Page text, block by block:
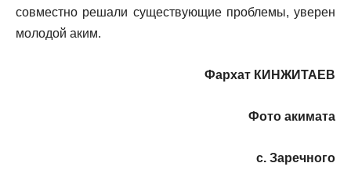
совместно решали существующие проблемы, уверен
молодой аким.
Фархат КИНЖИТАЕВ
Фото акимата
с. Заречного